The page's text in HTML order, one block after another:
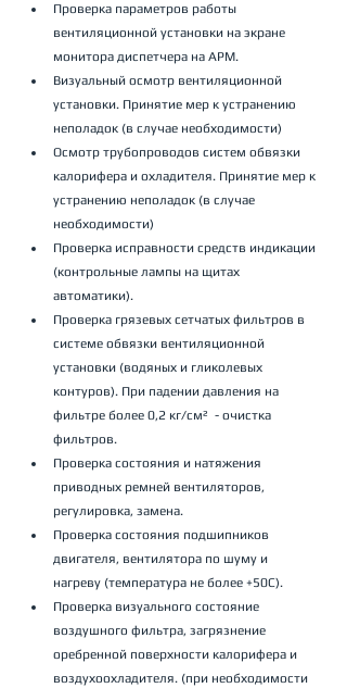
Проверка параметров работы
вентиляционной установки на экране
монитора диспетчера на АРМ.
Визуальный осмотр вентиляционной
установки. Принятие мер к устранению
неполадок (в случае необходимости)
Осмотр трубопроводов систем обвязки
калорифера и охладителя. Принятие мер к
устранению неполадок (в случае
необходимости)
Проверка исправности средств индикации
(контрольные лампы на щитах
автоматики).
Проверка грязевых сетчатых фильтров в
системе обвязки вентиляционной
установки (водяных и гликолевых
контуров). При падении давления на
фильтре более 0,2 кг/см²  - очистка
фильтров.
Проверка состояния и натяжения
приводных ремней вентиляторов,
регулировка, замена.
Проверка состояния подшипников
двигателя, вентилятора по шуму и
нагреву (температура не более +50С).
Проверка визуального состояние
воздушного фильтра, загрязнение
оребренной поверхности калорифера и
воздухоохладителя. (при необходимости